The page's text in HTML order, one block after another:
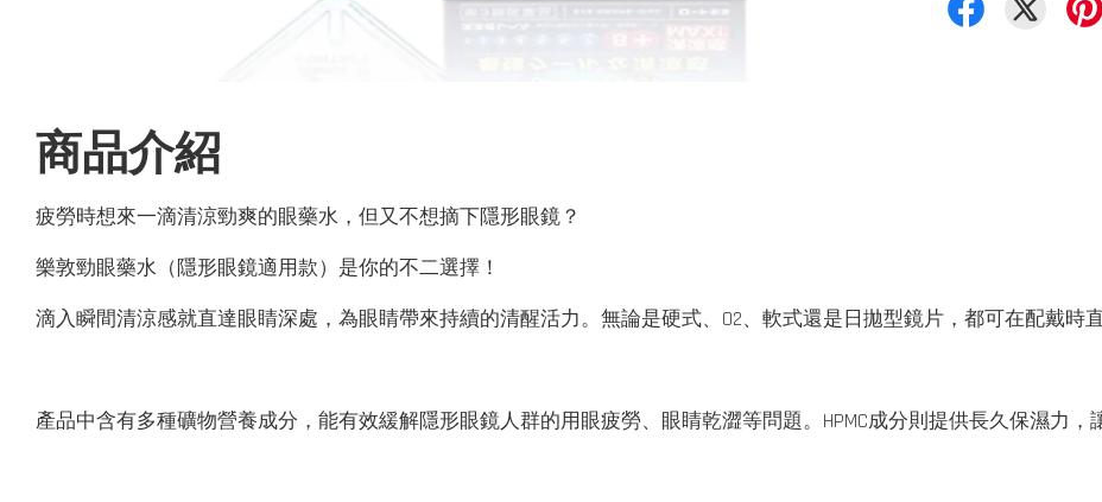
商品介紹
疲勞時想來一滴清涼勁爽的眼藥水，但又不想摘下隱形眼鏡？
樂敦勁眼藥水（隱形眼鏡適用款）是你的不二選擇！
滴入瞬間清涼感就直達眼睛深處，為眼睛帶來持續的清醒活力。無論是硬式、O2、軟式還是日拋型鏡片，都可在配戴時直
產品中含有多種礦物營養成分，能有效緩解隱形眼鏡人群的用眼疲勞、眼睛乾澀等問題。HPMC成分則提供長久保濕力，